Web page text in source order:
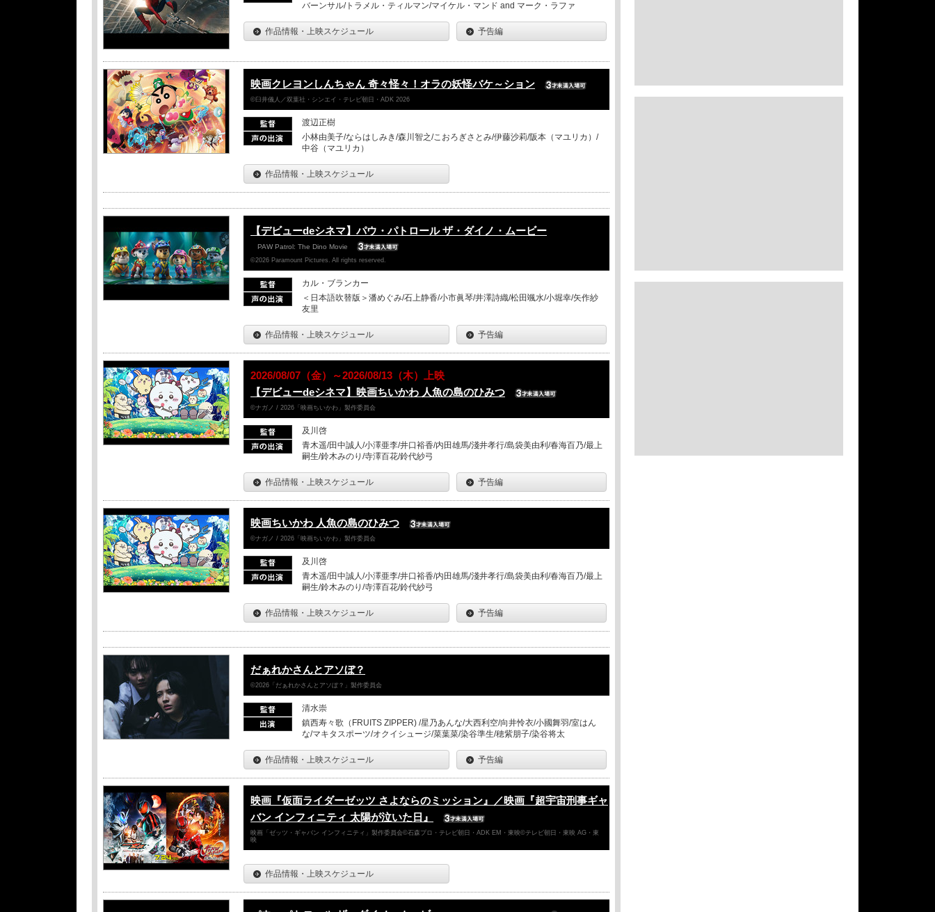
バーンサル/トラメル・ティルマン/マイケル・マンド and マーク・ラファ
作品情報・上映スケジュール 予告編
映画クレヨンしんちゃん 奇々怪々！オラの妖怪バケ～ション
©臼井儀人／双葉社・シンエイ・テレビ朝日・ADK 2026
渡辺正樹
小林由美子/ならはしみき/森川智之/こおろぎさとみ/伊藤沙莉/阪本（マユリカ）/
中谷（マユリカ）
作品情報・上映スケジュール
【デビューdeシネマ】パウ・パトロール ザ・ダイノ・ムービー
PAW Patrol: The Dino Movie
©2026 Paramount Pictures. All rights reserved.
カル・ブランカー
＜日本語吹替版＞潘めぐみ/石上静香/小市眞琴/井澤詩織/松田颯水/小堀幸/矢作紗
友里
作品情報・上映スケジュール 予告編
2026/08/07（金）～2026/08/13（木）上映
【デビューdeシネマ】映画ちいかわ 人魚の島のひみつ
©ナガノ / 2026「映画ちいかわ」製作委員会
及川啓
青木遥/田中誠人/小澤亜李/井口裕香/内田雄馬/淺井孝行/島袋美由利/春海百乃/最上
嗣生/鈴木みのり/寺澤百花/鈴代紗弓
作品情報・上映スケジュール 予告編
映画ちいかわ 人魚の島のひみつ
©ナガノ / 2026「映画ちいかわ」製作委員会
及川啓
青木遥/田中誠人/小澤亜李/井口裕香/内田雄馬/淺井孝行/島袋美由利/春海百乃/最上
嗣生/鈴木みのり/寺澤百花/鈴代紗弓
作品情報・上映スケジュール 予告編
だぁれかさんとアソぼ？
©2026「だぁれかさんとアソぼ？」製作委員会
清水崇
鎮西寿々歌（FRUITS ZIPPER) /星乃あんな/大西利空/向井怜衣/小國舞羽/室はん
な/マキタスポーツ/オクイシュージ/菜葉菜/染谷準生/穂紫朋子/染谷将太
作品情報・上映スケジュール 予告編
映画『仮面ライダーゼッツ さよならのミッション』／映画『超宇宙刑事ギャ
バン インフィニティ 太陽が泣いた日』
映画「ゼッツ・ギャバン インフィニティ」製作委員会©石森プロ・テレビ朝日・ADK EM・東映©テレビ朝日・東映 AG・東
映
作品情報・上映スケジュール